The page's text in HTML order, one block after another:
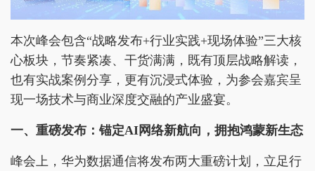
本次峰会包含“战略发布+行业实践+现场体验”三大核
心板块，节奏紧凑、干货满满，既有顶层战略解读，
也有实战案例分享，更有沉浸式体验，为参会嘉宾呈
现一场技术与商业深度交融的产业盛宴。
一、重磅发布：锚定AI网络新航向，拥抱鸿蒙新生态
峰会上，华为数据通信将发布两大重磅计划，立足行